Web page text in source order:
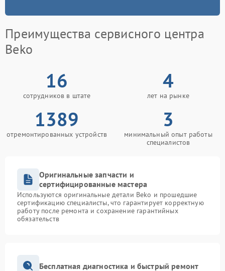
Преимущества сервисного центра
Beko
16
сотрудников в штате
4
лет на рынке
1389
отремонтированных устройств
3
минимальный опыт работы
специалистов
Оригинальные запчасти и
сертифицированные мастера
Используются оригинальные детали Beko и прошедшие
сертификацию специалисты, что гарантирует корректную
работу после ремонта и сохранение гарантийных
обязательств
Бесплатная диагностика и быстрый ремонт